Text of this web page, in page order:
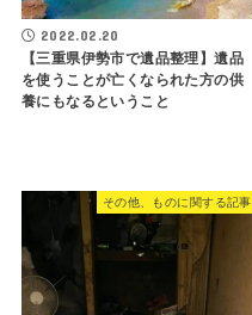
2022.02.20
【三重県伊勢市で遺品整理】遺品
を使うことが亡くなられた方の供
養にもなるということ
その他、ものに関する記事